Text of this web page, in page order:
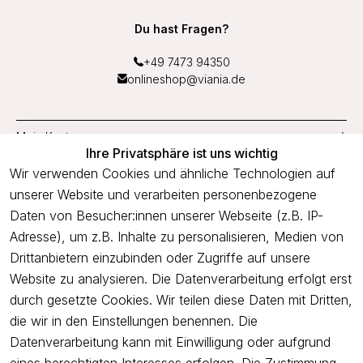
Ihre Privatsphäre ist uns wichtig
Wir verwenden Cookies und ähnliche Technologien auf
unserer Website und verarbeiten personenbezogene
Daten von Besucher:innen unserer Webseite (z.B. IP-
Adresse), um z.B. Inhalte zu personalisieren, Medien von
Drittanbietern einzubinden oder Zugriffe auf unsere
Website zu analysieren. Die Datenverarbeitung erfolgt erst
durch gesetzte Cookies. Wir teilen diese Daten mit Dritten,
die wir in den Einstellungen benennen. Die
Datenverarbeitung kann mit Einwilligung oder aufgrund
Du hast Fragen?
+49 7473 94350
onlineshop@viania.de
Mein Konto
Service
Unternehmen
Newsletter
Freue dich über 5€ Rabatt bei deiner nächsten Bestellung und
profitiere von Angeboten.